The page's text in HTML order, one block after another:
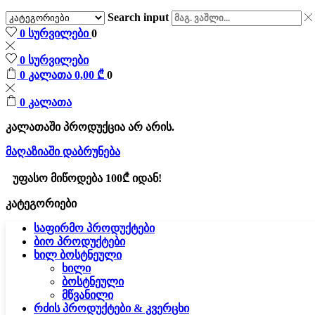
Search input
0 სურვილები0
0 სურვილები
0 კალათა 0,00 ₾ 0
0 კალათა
კალათაში პროდუქცია არ არის.
მაღაზიაში დაბრუნება
უფასო მიწოდება 100₾ იდან!
კატეგორიები
საფირმო პროდუქტები
ბიო პროდუქტები
ხილ ბოსტნეული
ხილი
ბოსტნეული
მწვანილი
რძის პროდუქტები & კვერცხი